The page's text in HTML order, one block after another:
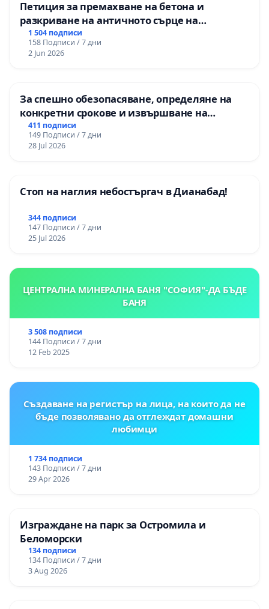
Петиция за премахване на бетона и
разкриване на античното сърце на
Могиланската могила във Враца
1 504 подписи
158 Подписи / 7 дни
2 Jun 2026
За спешно обезопасяване, определяне на
конкретни срокове и извършване на
цялостна рехабилитация на
републиканския път между пътен възел АМ
„Тракия“ - гр. Ихтиман - с. Мирово - к.к.
411 подписи
149 Подписи / 7 дни
28 Jul 2026
Стоп на наглия небостъргач в Дианабад!
344 подписи
147 Подписи / 7 дни
25 Jul 2026
ЦЕНТРАЛНА МИНЕРАЛНА БАНЯ "СОФИЯ"-ДА БЪДЕ
БАНЯ
3 508 подписи
144 Подписи / 7 дни
12 Feb 2025
Създаване на регистър на лица, на които да не
бъде позволявано да отглеждат домашни
любимци
1 734 подписи
143 Подписи / 7 дни
29 Apr 2026
Изграждане на парк за Остромила и
Беломорски
134 подписи
134 Подписи / 7 дни
3 Aug 2026